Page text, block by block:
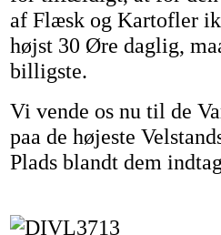
af Flæsk og Kartofler
højst 30 Øre daglig,
billigste.
Vi vende os nu til de
paa de højeste
Plads blandt dem